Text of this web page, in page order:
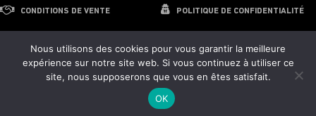
CONDITIONS DE VENTE POLITIQUE DE CONFIDENTIALITÉ
© 2024 - 2026 Le Trufficulteur
Images interdites de reproduction
Nous utilisons des cookies pour vous garantir la meilleure
expérience sur notre site web. Si vous continuez à utiliser ce
site, nous supposerons que vous en êtes satisfait.
OK